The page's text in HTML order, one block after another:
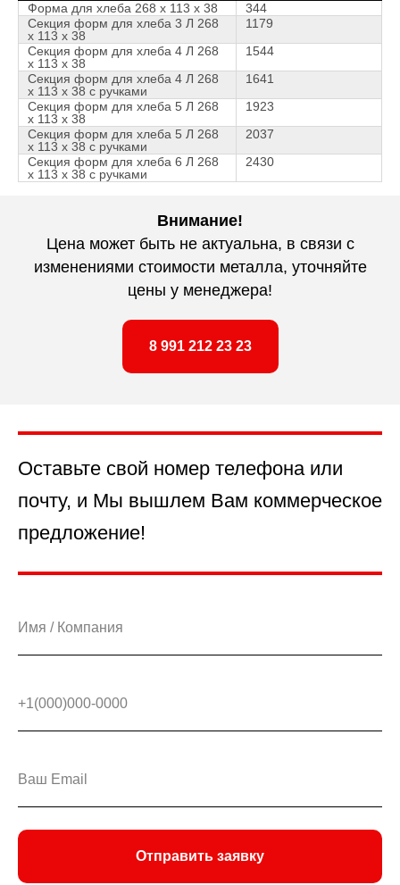
Форма для хлеба 268 х 113 х 38
344
Секция форм для хлеба 3 Л 268
х 113 х 38
1179
Секция форм для хлеба 4 Л 268
х 113 х 38
1544
Секция форм для хлеба 4 Л 268
х 113 х 38 с ручками
1641
Секция форм для хлеба 5 Л 268
х 113 х 38
1923
Секция форм для хлеба 5 Л 268
х 113 х 38 с ручками
2037
Секция форм для хлеба 6 Л 268
х 113 х 38 с ручками
2430
Внимание!
Цена может быть не актуальна, в связи с
изменениями стоимости металла, уточняйте
цены у менеджера!
8 991 212 23 23
Оставьте свой номер телефона или
почту, и Мы вышлем Вам коммерческое
предложение!
Отправить заявку